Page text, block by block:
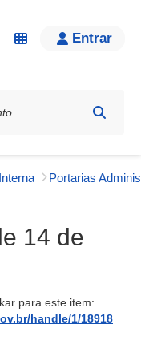
Entrar
14 de
para este item:
handle/1/18918